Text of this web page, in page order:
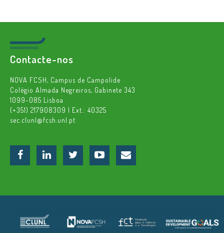
Contacte-nos
NOVA FCSH, Campus de Campolide
Colégio Almada Negreiros, Gabinete 343
1099-085 Lisboa
(+351) 217908309 | Ext.: 40325
sec.clunl@fcsh.unl.pt